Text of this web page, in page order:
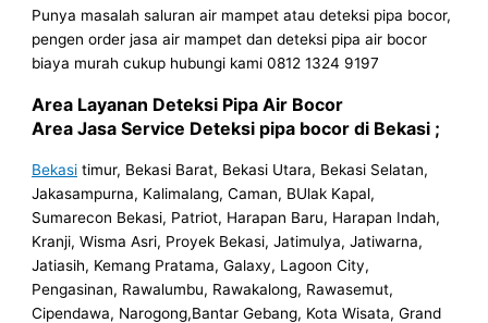
Punya masalah saluran air mampet atau deteksi pipa bocor,
pengen order jasa air mampet dan deteksi pipa air bocor
biaya murah cukup hubungi kami 0812 1324 9197
Area Layanan Deteksi Pipa Air Bocor
Area Jasa Service Deteksi pipa bocor di Bekasi ;
Bekasi timur, Bekasi Barat, Bekasi Utara, Bekasi Selatan,
Jakasampurna, Kalimalang, Caman, BUlak Kapal,
Sumarecon Bekasi, Patriot, Harapan Baru, Harapan Indah,
Kranji, Wisma Asri, Proyek Bekasi, Jatimulya, Jatiwarna,
Jatiasih, Kemang Pratama, Galaxy, Lagoon City,
Pengasinan, Rawalumbu, Rawakalong, Rawasemut,
Cipendawa, Narogong,Bantar Gebang, Kota Wisata, Grand